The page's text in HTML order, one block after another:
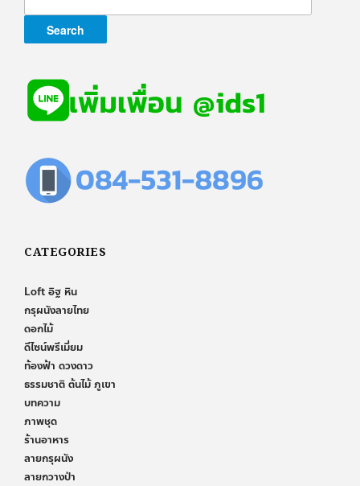
CATEGORIES
Loft อิฐ หิน
กรุผนังลายไทย
ดอกไม้
ดีไซน์พรีเมี่ยม
ท้องฟ้า ดวงดาว
ธรรมชาติ ต้นไม้ ภูเขา
บทความ
ภาพชุด
ร้านอาหาร
ลายกรุผนัง
ลายกวางป่า